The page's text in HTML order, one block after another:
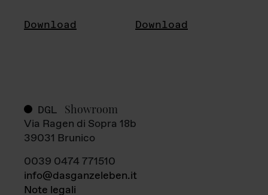
Download Download
DGL Showroom
Via Ragen di Sopra 18b
39031 Brunico
0039 0474 771510
info@dasganzeleben.it
Note legali